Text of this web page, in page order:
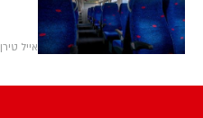
אייל טירן